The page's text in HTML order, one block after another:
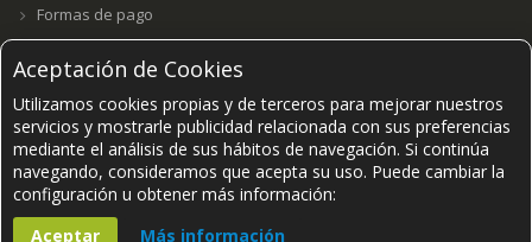
Aceptación de Cookies
Utilizamos cookies propias y de terceros para mejorar nuestros
servicios y mostrarle publicidad relacionada con sus preferencias
mediante el análisis de sus hábitos de navegación. Si continúa
navegando, consideramos que acepta su uso. Puede cambiar la
configuración u obtener más información:
Aceptar
Más información
Formas de pago
Grupo E23W Distribuciones, S.L. B98123102 ©2021- 2026.
PAGOS SEGUROS ACEPTADOS